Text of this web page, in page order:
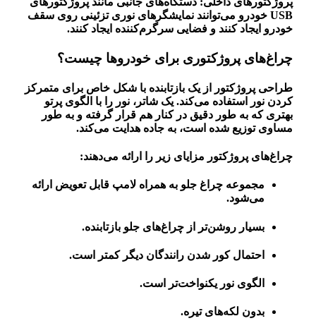
USB خودرو می‌توانند نمایشگرهای نوری تزئینی روی سقف
خودرو ایجاد کنند و فضایی سرگرم‌کننده ایجاد کنند.
چراغ‌های پروژکتوری برای خودروها چیست؟
طراحی پروژکتور از یک بازتابنده با شکل خاص برای متمرکز
کردن نور استفاده می‌کند. یک شاتر، نور را با الگوی پرتو
بهتری که به طور دقیق در کنار هم قرار گرفته و به طور
مساوی توزیع شده است، به جاده هدایت می‌کند.
چراغ‌های پروژکتور مزایای زیر را ارائه می‌دهند:
مجموعه چراغ جلو به همراه لامپ قابل تعویض ارائه
می‌شود.
بسیار روشن‌تر از چراغ‌های جلو بازتابنده.
احتمال کور شدن رانندگان دیگر کمتر است.
الگوی نور یکنواخت‌تر است.
بدون لکه‌های تیره.